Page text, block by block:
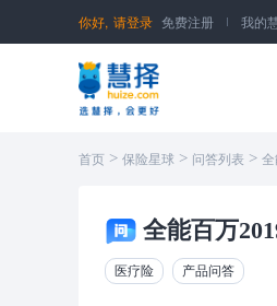
你好, 请登录 免费注册 我的
首页 > 保险星球 > 问答列表 > 全
全能百万
医疗险 产品问答